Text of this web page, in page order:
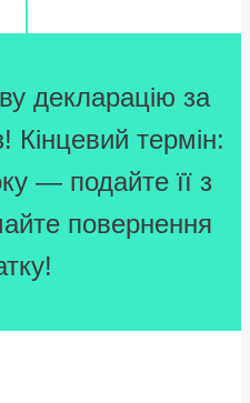
декларацію за
Кінцевий термін:
— подайте її з
повернення